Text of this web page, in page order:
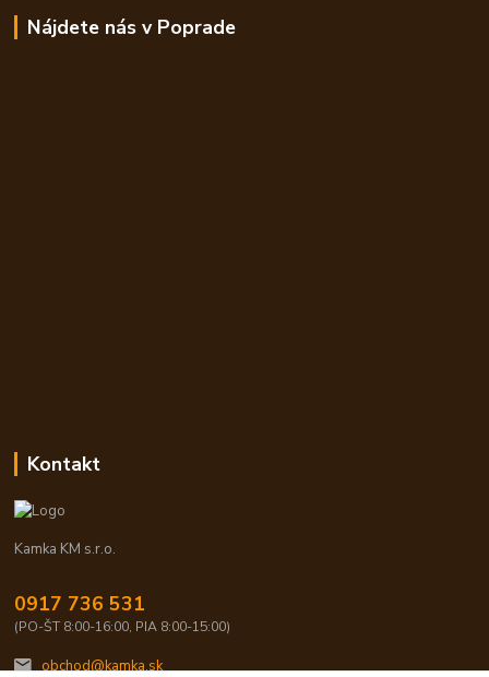
Nájdete nás v Poprade
Kontakt
Kamka KM s.r.o.
0917 736 531
(PO-ŠT 8:00-16:00, PIA 8:00-15:00)
obchod@kamka.sk